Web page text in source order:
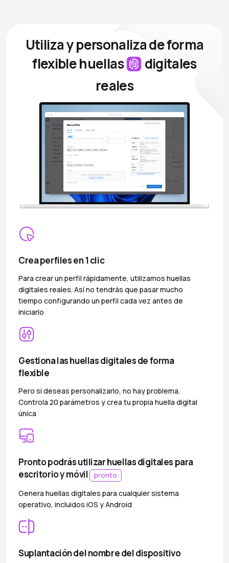
Utiliza y personaliza de forma
flexiblehuellas
digitales
reales
Crea perfiles en 1 clic
Para crear un perfil rápidamente, utilizamos huellas
digitales reales. Así no tendrás que pasar mucho
tiempo configurando un perfil cada vez antes de
iniciarlo
Gestiona las huellas digitales de forma
flexible
Pero si deseas personalizarlo, no hay problema.
Controla 20 parámetros y crea tu propia huella digital
única
Pronto podrás utilizar huellas digitales para
escritorio y móvil
pronto
Genera huellas digitales para cualquier sistema
operativo, incluidos iOS y Android
Suplantación del nombre del dispositivo